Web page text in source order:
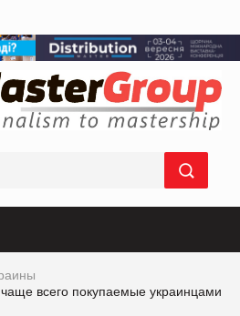
чаще всего покупаемые украинцами